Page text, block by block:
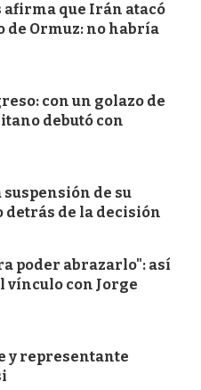
afirma que Irán atacó
de Ormuz: no habría
con un golazo de
debutó con
de su
de la decisión
poder abrazarlo": así
vínculo con Jorge
y representante